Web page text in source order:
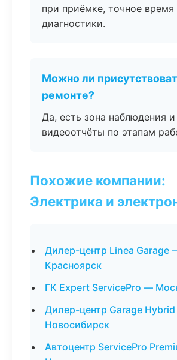
при приёмке, точное
диагностики.
Можно ли
ремонте?
Да, есть зона наблюдения
видеоотчёты по этапам
Похожие компании:
Электрика и
Дилер-центр Linea Garage
Красноярск
ГК Expert ServicePro —
Дилер-центр Garage
Новосибирск
Автоцентр ServicePro